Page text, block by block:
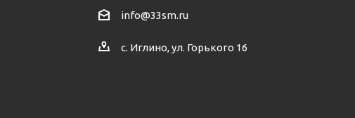
info@33sm.ru
с. Иглино, ул. Горького 16